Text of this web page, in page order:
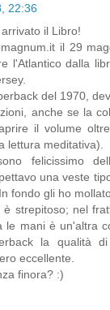
22:36
il Libro!
il 29
l'Atlantico dalla
del 1970,
anche se la
il volume
lettura meditativa).
felicissimo
una veste
fondo gli ho
è strepitoso; nel
le mani è un'altra
la qualità di
eccellente.
finora? :)